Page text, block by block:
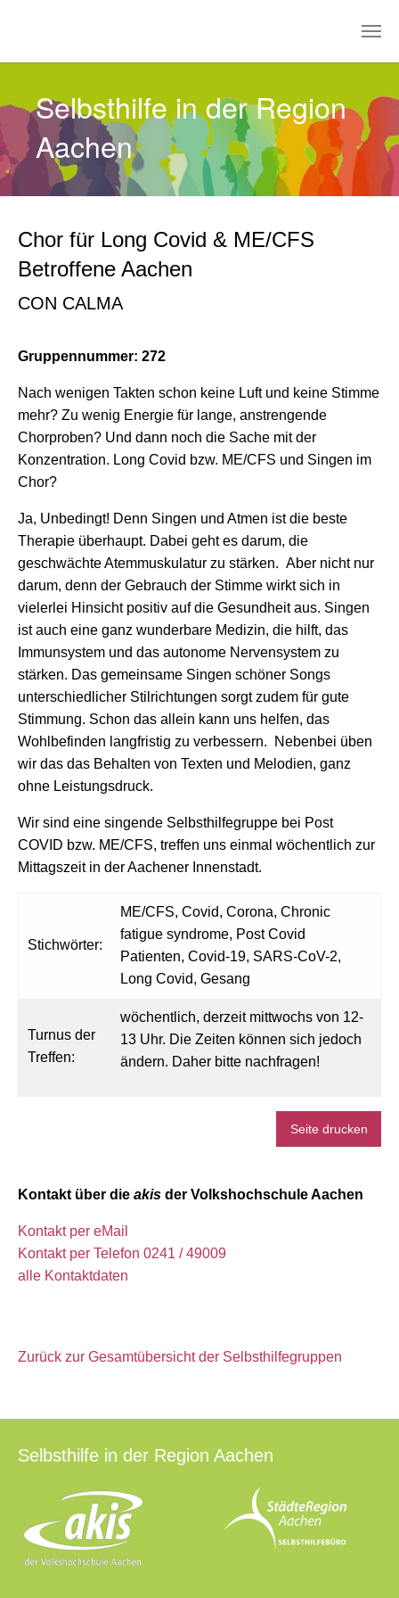
Selbsthilfe in der Region
Aachen
Chor für Long Covid & ME/CFS
Betroffene Aachen
CON CALMA
Gruppennummer: 272
Nach wenigen Takten schon keine Luft und keine Stimme
mehr? Zu wenig Energie für lange, anstrengende
Chorproben? Und dann noch die Sache mit der
Konzentration. Long Covid bzw. ME/CFS und Singen im
Chor?
Ja, Unbedingt! Denn Singen und Atmen ist die beste
Therapie überhaupt. Dabei geht es darum, die
geschwächte Atemmuskulatur zu stärken. Aber nicht nur
darum, denn der Gebrauch der Stimme wirkt sich in
vielerlei Hinsicht positiv auf die Gesundheit aus. Singen
ist auch eine ganz wunderbare Medizin, die hilft, das
Immunsystem und das autonome Nervensystem zu
stärken. Das gemeinsame Singen schöner Songs
unterschiedlicher Stilrichtungen sorgt zudem für gute
Stimmung. Schon das allein kann uns helfen, das
Wohlbefinden langfristig zu verbessern. Nebenbei üben
wir das das Behalten von Texten und Melodien, ganz
ohne Leistungsdruck.
Wir sind eine singende Selbsthilfegruppe bei Post
COVID bzw. ME/CFS, treffen uns einmal wöchentlich zur
Mittagszeit in der Aachener Innenstadt.
Stichwörter:
ME/CFS, Covid, Corona, Chronic
fatigue syndrome, Post Covid
Patienten, Covid-19, SARS-CoV-2,
Long Covid, Gesang
Turnus der
Treffen:
wöchentlich, derzeit mittwochs von 12-
13 Uhr. Die Zeiten können sich jedoch
ändern. Daher bitte nachfragen!
Seite drucken
Kontakt über die akis der Volkshochschule Aachen
Kontakt per eMail
Kontakt per Telefon 0241 / 49009
alle Kontaktdaten
Zurück zur Gesamtübersicht der Selbsthilfegruppen
Selbsthilfe in der Region Aachen